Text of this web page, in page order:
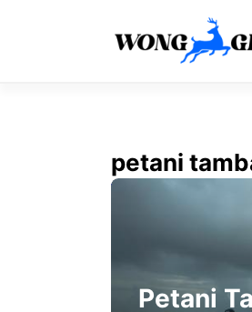
petani
Petani